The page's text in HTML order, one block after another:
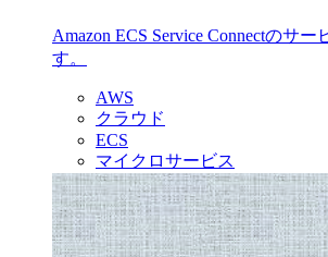
Amazon ECS Service Connectのサ
す。
AWS
クラウド
ECS
マイクロサービス